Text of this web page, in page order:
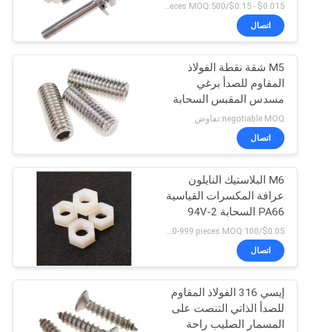
$0.015 - $0.15/pieces MOQ:500 قطعة
اتصال
M5 شقة نقطة الفولاذ
المقاوم للصدأ برغي
مسدس المقبس السحابة
المعدنية
negotiable MOQ:تفاوض
اتصال
M6 البلاستيك النايلون
عرافة المكسرات القياسية
PA66 السحابة 94V-2
درجة مقاومة الحريق
اتصال
إيسي 316 الفولاذ المقاوم
للصدأ الذاتي التنصت على
المسمار الصليب راحة